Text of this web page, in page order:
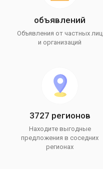
объявлений
Объявления от частных лиц
и организаций
3727 регионов
Находите выгодные
предложения в соседних
регионах